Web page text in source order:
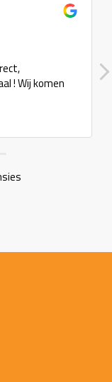
! Wij komen